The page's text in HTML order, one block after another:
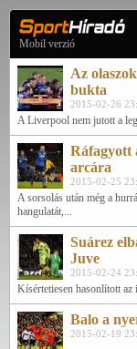
Mobil verzió
Az
bukta
2015-02-26
A Liverpool nem jutott a
Ráfagyott
arcára
2015-02-25
A sorsolás után még a
hangulatát,...
Suárez
Juve
2015-02-24
Kísértetiesen hasonlított
Balo a
2015-02-19